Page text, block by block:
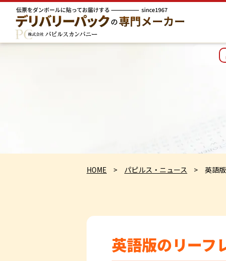
HOME パピルス・ニュース 英語
英語版のリーフ